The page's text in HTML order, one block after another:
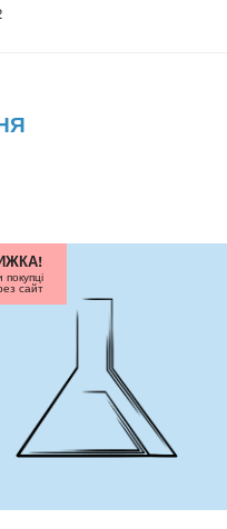
покупці
сайт